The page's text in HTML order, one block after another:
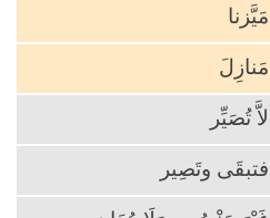
مَيَّزنا
مَنازِلَ
لاَّ تُصَيِّر
فتبقَى وتَصِير